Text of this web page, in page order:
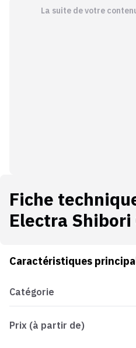
La suite de votre
Fiche
Electra Shibori
Caractéristiques
Catégorie
Prix (à partir de)